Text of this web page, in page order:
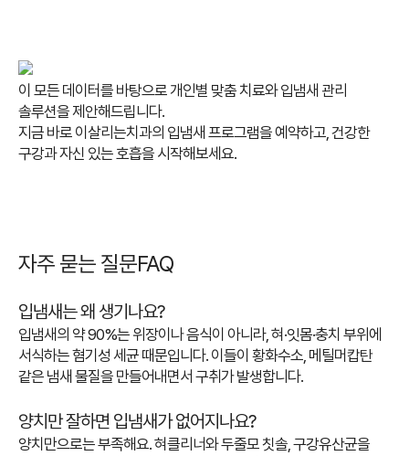
이 모든 데이터를 바탕으로 개인별 맞춤 치료와 입냄새 관리
솔루션을 제안해드립니다.
지금 바로 이살리는치과의 입냄새 프로그램을 예약하고, 건강한
구강과 자신 있는 호흡을 시작해보세요.
자주 묻는 질문FAQ
입냄새는 왜 생기나요?
입냄새의 약 90%는 위장이나 음식이 아니라, 혀·잇몸·충치 부위에
서식하는 혐기성 세균 때문입니다. 이들이 황화수소, 메틸머캅탄
같은 냄새 물질을 만들어내면서 구취가 발생합니다.
양치만 잘하면 입냄새가 없어지나요?
양치만으로는 부족해요. 혀클리너와 두줄모 칫솔, 구강유산균을